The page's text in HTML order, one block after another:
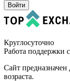
Круглосуточно
Работа поддержки
Сайт предназначен
возраста.